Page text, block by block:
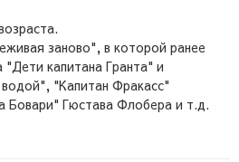
заново", в которой ранее
капитана Гранта" и
"Капитан Фракасс"
Бовари" Гюстава Флобера и т.д.